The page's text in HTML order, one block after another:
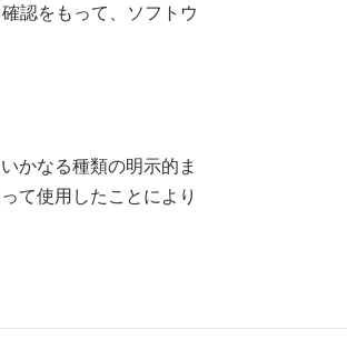
認をもって、ソフトウ
かなる種類の明示的ま
て使用したことにより